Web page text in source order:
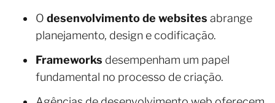
O desenvolvimento de websites abrange
planejamento, design e codificação.
Frameworks desempenham um papel
fundamental no processo de criação.